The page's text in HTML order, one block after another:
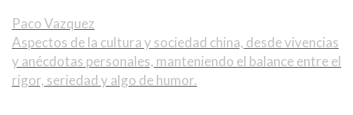
Paco Vazquez
Aspectos de la cultura y sociedad china, desde vivencias
y anécdotas personales, manteniendo el balance entre el
rigor, seriedad y algo de humor.